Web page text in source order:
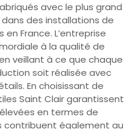
avec le plus grand
des installations de
France. L’entreprise
à la qualité de
veillant à ce que chaque
soit réalisée avec
En choisissant de
Saint Clair garantissent
en termes de
contribuent également au